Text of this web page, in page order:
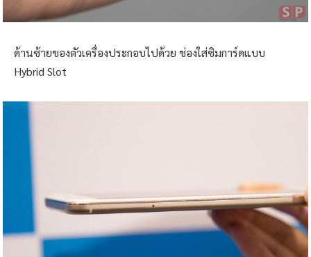
ด้านซ้ายของตัวเครื่องประกอบไปด้วย ช่องใส่ซิมการ์ดแบบ
Hybrid Slot